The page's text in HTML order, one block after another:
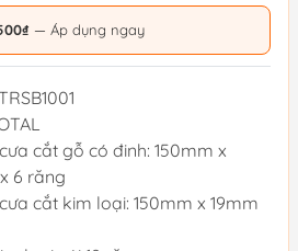
— Áp dụng ngay
cắt gỗ có đinh: 150mm x
6 răng
cắt kim loại: 150mm x 19mm